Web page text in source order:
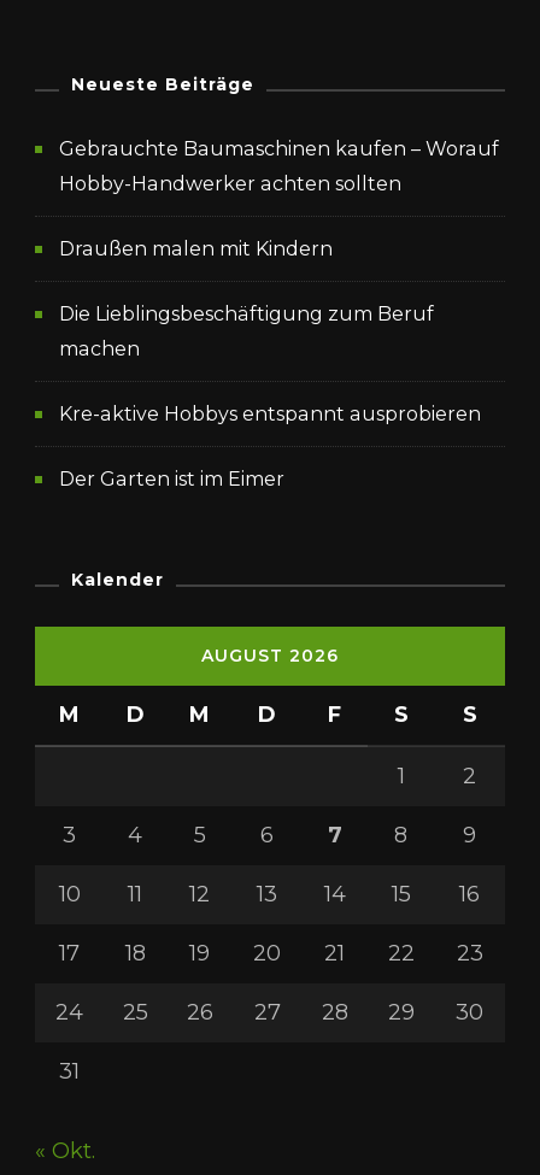
Neueste Beiträge
Gebrauchte Baumaschinen kaufen – Worauf
Hobby-Handwerker achten sollten
Draußen malen mit Kindern
Die Lieblingsbeschäftigung zum Beruf
machen
Kre-aktive Hobbys entspannt ausprobieren
Der Garten ist im Eimer
Kalender
AUGUST 2026
M D M D F S S
1 2
3 4 5 6 7 8 9
10 11 12 13 14 15 16
17 18 19 20 21 22 23
24 25 26 27 28 29 30
31
« Okt.